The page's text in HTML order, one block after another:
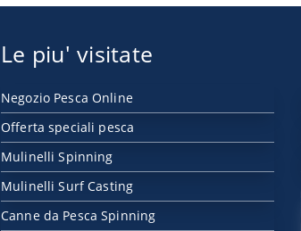
Le piu' visitate
Negozio Pesca Online
Offerta speciali pesca
Mulinelli Spinning
Mulinelli Surf Casting
Canne da Pesca Spinning